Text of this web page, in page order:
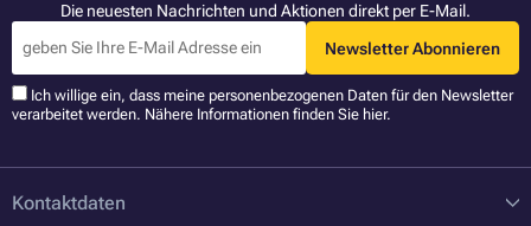
Die neuesten Nachrichten und Aktionen direkt per E-Mail.
Newsletter Abonnieren
Ich willige ein, dass meine personenbezogenen Daten für den Newsletter
verarbeitet werden. Nähere Informationen finden Sie hier.
Kontaktdaten